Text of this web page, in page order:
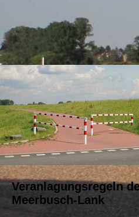
Veranlagungsregeln
Meerbusch-Lank